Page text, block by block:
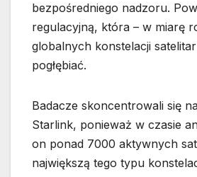
bezpośredniego nadzoru.
regulacyjną, która – w miarę
globalnych konstelacji
pogłębiać.
Badacze skoncentrowali się
Starlink, ponieważ w czasie
on ponad 7000 aktywnych
największą tego typu